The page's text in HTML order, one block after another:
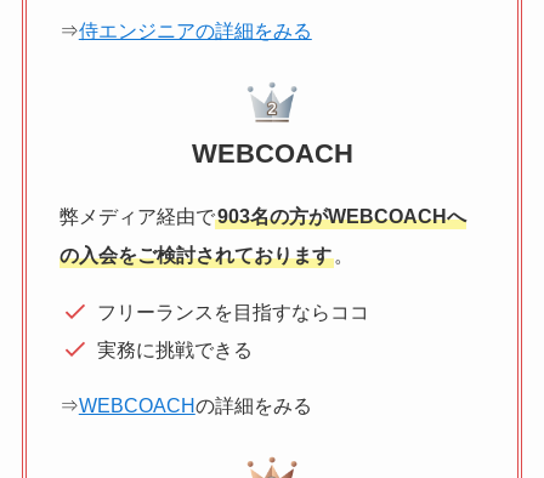
⇒侍エンジニアの詳細をみる
WEBCOACH
弊メディア経由で903名の方がWEBCOACHへ
の入会をご検討されております。
フリーランスを目指すならココ
実務に挑戦できる
⇒WEBCOACHの詳細をみる